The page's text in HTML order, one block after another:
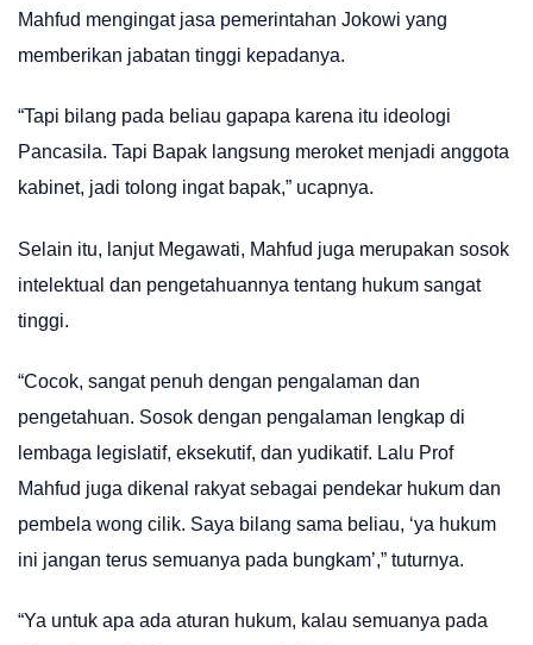
Mahfud mengingat jasa pemerintahan Jokowi yang
memberikan jabatan tinggi kepadanya.
“Tapi bilang pada beliau gapapa karena itu ideologi
Pancasila. Tapi Bapak langsung meroket menjadi anggota
kabinet, jadi tolong ingat bapak,” ucapnya.
Selain itu, lanjut Megawati, Mahfud juga merupakan sosok
intelektual dan pengetahuannya tentang hukum sangat
tinggi.
“Cocok, sangat penuh dengan pengalaman dan
pengetahuan. Sosok dengan pengalaman lengkap di
lembaga legislatif, eksekutif, dan yudikatif. Lalu Prof
Mahfud juga dikenal rakyat sebagai pendekar hukum dan
pembela wong cilik. Saya bilang sama beliau, ‘ya hukum
ini jangan terus semuanya pada bungkam’,” tuturnya.
“Ya untuk apa ada aturan hukum, kalau semuanya pada